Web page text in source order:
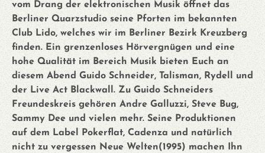
vom Drang der elektronischen Musik öffnet das
Berliner Quarzstudio seine Pforten im bekannten
Club Lido, welches wir im Berliner Bezirk Kreuzberg
finden. Ein grenzenloses Hörvergnügen und eine
hohe Qualität im Bereich Musik bieten Euch an
diesem Abend Guido Schneider, Talisman, Rydell und
der Live Act Blackwall. Zu Guido Schneiders
Freundeskreis gehören Andre Galluzzi, Steve Bug,
Sammy Dee und vielen mehr. Seine Produktionen
auf dem Label Pokerflat, Cadenza und natürlich
nicht zu vergessen Neue Welten(1995) machen Ihn